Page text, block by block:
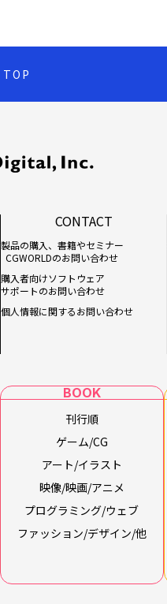
TOP
CONTACT
製品の購入、書籍やセミナー
CGWORLDのお問い合わせ
購入者向けソフトウェア
サポートのお問い合わせ
個人情報に関するお問い合わせ
BOOK
刊行順
ゲーム/CG
アート/イラスト
映像/映画/アニメ
プログラミング/ウェブ
ファッション/デザイン/他